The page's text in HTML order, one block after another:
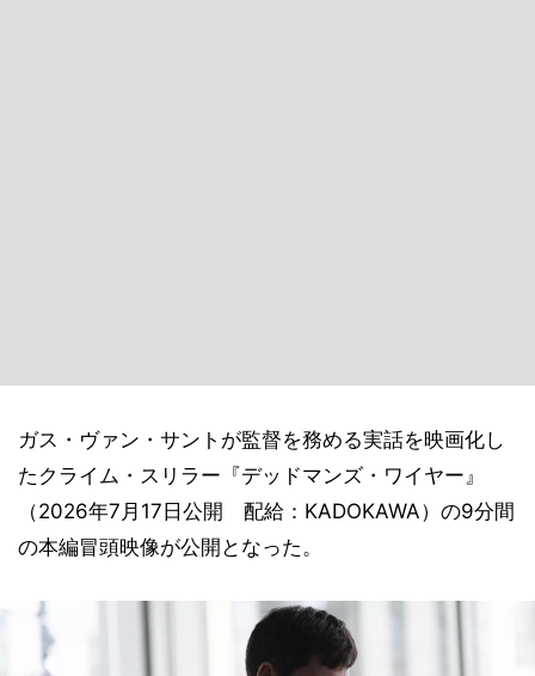
ガス・ヴァン・サントが監督を務める実話を映画化し
たクライム・スリラー『デッドマンズ・ワイヤー』
（2026年7月17日公開 配給：KADOKAWA）の9分間
の本編冒頭映像が公開となった。